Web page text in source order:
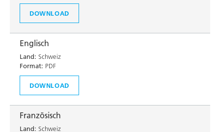
DOWNLOAD
Englisch
Land: Schweiz
Format: PDF
DOWNLOAD
Französisch
Land: Schweiz